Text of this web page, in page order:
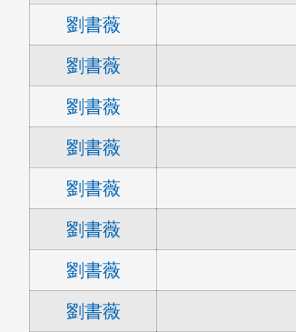
劉書薇
劉書薇
劉書薇
劉書薇
劉書薇
劉書薇
劉書薇
劉書薇